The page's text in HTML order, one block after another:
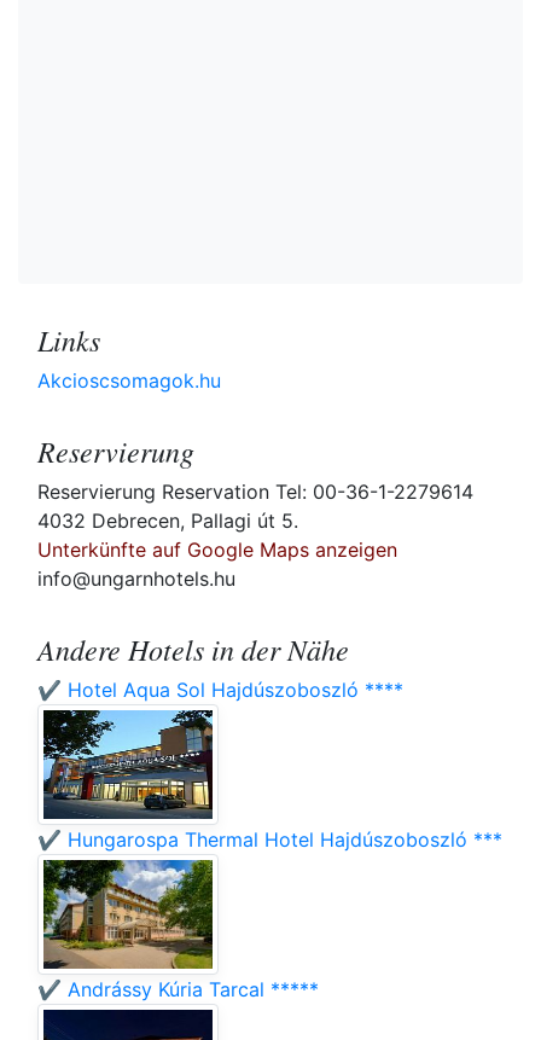
Links
Akcioscsomagok.hu
Reservierung
Reservierung Reservation Tel: 00-36-1-2279614
4032 Debrecen, Pallagi út 5.
Unterkünfte auf Google Maps anzeigen
info@ungarnhotels.hu
Andere Hotels in der Nähe
✔️ Hotel Aqua Sol Hajdúszoboszló ****
✔️ Hungarospa Thermal Hotel Hajdúszoboszló ***
✔️ Andrássy Kúria Tarcal *****